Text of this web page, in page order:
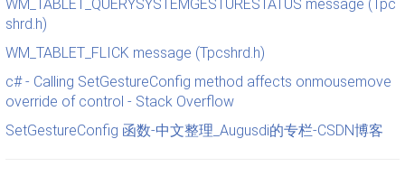
WM_TABLET_QUERYSYSTEMGESTURESTATUS message (Tpc
shrd.h)
WM_TABLET_FLICK message (Tpcshrd.h)
c# - Calling SetGestureConfig method affects onmousemove
override of control - Stack Overflow
SetGestureConfig 函数-中文整理_Augusdi的专栏-CSDN博客